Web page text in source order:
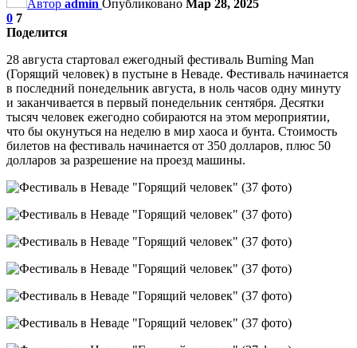
Автор admin Опубликовано Мар 28, 2025
0 7
Поделится
28 августа стартовал ежегодный фестиваль Burning Man
(Горящий человек) в пустыне в Неваде. Фестиваль начинается
в последний понедельник августа, в ноль часов одну минуту
и заканчивается в первый понедельник сентября. Десятки
тысяч человек ежегодно собираются на этом мероприятии,
что бы окунуться на неделю в мир хаоса и бунта. Стоимость
билетов на фестиваль начинается от 350 долларов, плюс 50
долларов за разрешение на проезд машины.